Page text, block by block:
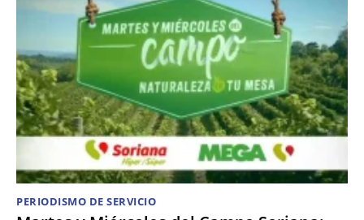
PERIODISMO DE SERVICIO